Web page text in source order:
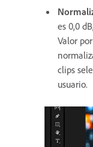
es 0,0
Valor
clips
usuario.